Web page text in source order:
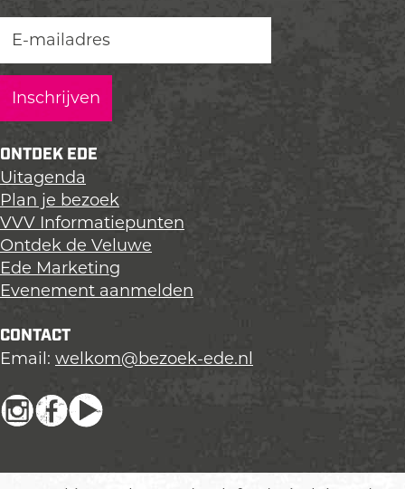
e
a
g
i
n
a
o
p
L
i
n
k
e
n
e
a
g
i
n
o
p
F
a
c
e
b
o
k
e
a
g
i
n
o
p
X
ONTDEK EDE
Uitagenda
Plan je bezoek
VVV Informatiepunten
Ontdek de Veluwe
Ede Marketing
Evenement aanmelden
CONTACT
Email: welkom@bezoek-ede.nl
I
F
Y